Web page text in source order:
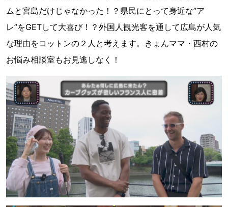
ムと宮島だけじゃなかった！？県民にとって身近な”ア
レ”をGETして大喜び！？外国人観光客を通して広島が人気
な理由をコットンの２人と考えます。きょんママ・西村の
お悩み相談室もお見逃しなく！